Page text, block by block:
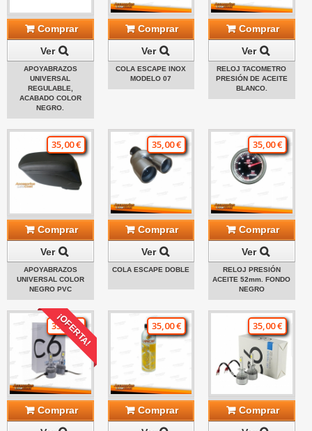
Comprar
Ver
APOYABRAZOS
UNIVERSAL
REGULABLE,
ACABADO COLOR
NEGRO.
Comprar
Ver
COLA ESCAPE INOX
MODELO 07
Comprar
Ver
RELOJ TACOMETRO
PRESIÓN DE ACEITE
BLANCO.
35,00 €
Comprar
Ver
APOYABRAZOS
UNIVERSAL COLOR
NEGRO PVC
35,00 €
Comprar
Ver
COLA ESCAPE DOBLE
35,00 €
Comprar
Ver
RELOJ PRESIÓN
ACEITE 52mm. FONDO
NEGRO
¡OFERTA!
35,00 €
Comprar
35,00 €
Comprar
35,00 €
Comprar